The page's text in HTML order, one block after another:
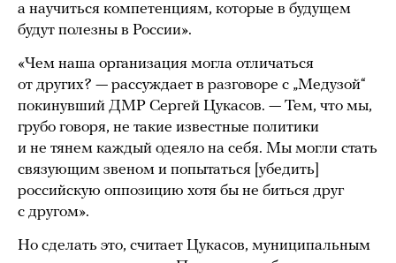
а научиться компетенциям, которые в будущем
будут полезны в России».
«Чем наша организация могла отличаться
от других? — рассуждает в разговоре с „Медузой“
покинувший ДМР Сергей Цукасов. — Тем, что мы,
грубо говоря, не такие известные политики
и не тянем каждый одеяло на себя. Мы могли стать
связующим звеном и попытаться [убедить]
российскую оппозицию хотя бы не биться друг
с другом».
Но сделать это, считает Цукасов, муниципальным